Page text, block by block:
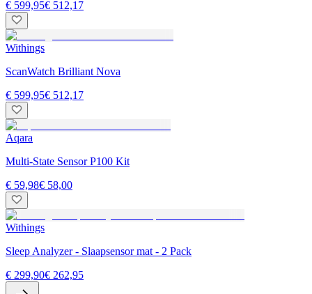
€ 599,95€ 512,17
Withings
ScanWatch Brilliant Nova
€ 599,95€ 512,17
Aqara
Multi-State Sensor P100 Kit
€ 59,98€ 58,00
Withings
Sleep Analyzer - Slaapsensor mat - 2 Pack
€ 299,90€ 262,95